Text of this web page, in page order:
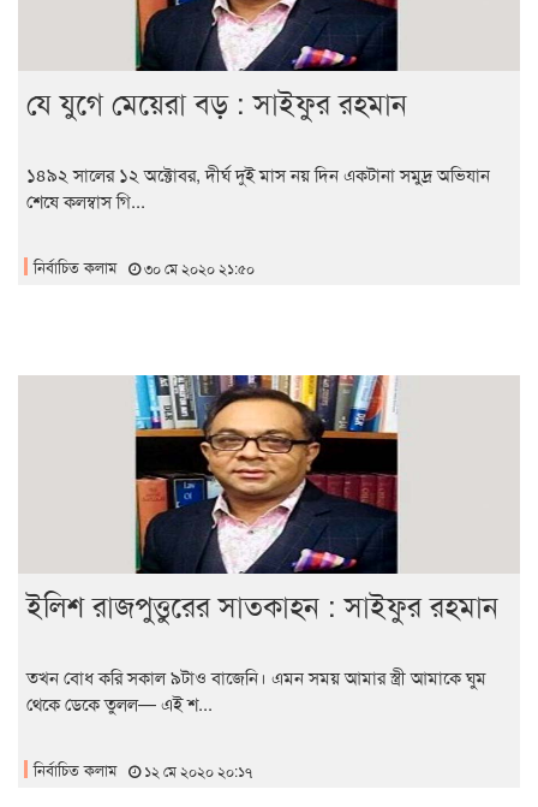
যে যুগে মেয়েরা বড় : সাইফুর রহমান
১৪৯২ সালের ১২ অক্টোবর, দীর্ঘ দুই মাস নয় দিন একটানা সমুদ্র অভিযান
শেষে কলম্বাস গি...
নির্বাচিত কলাম ৩০ মে ২০২০ ২১:৫০
ইলিশ রাজপুত্তুরের সাতকাহন : সাইফুর রহমান
তখন বোধ করি সকাল ৯টাও বাজেনি। এমন সময় আমার স্ত্রী আমাকে ঘুম
থেকে ডেকে তুলল— এই শ...
নির্বাচিত কলাম ১২ মে ২০২০ ২০:১৭